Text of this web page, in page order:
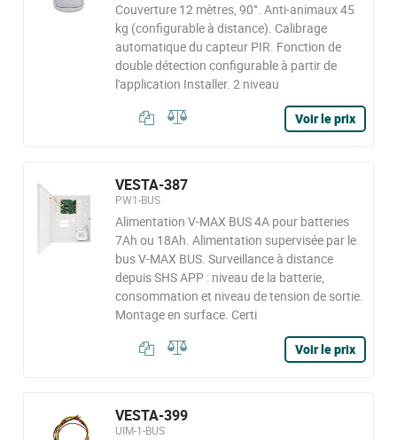
Couverture 12 mètres, 90°. Anti-animaux 45
kg (configurable à distance). Calibrage
automatique du capteur PIR. Fonction de
double détection configurable à partir de
l'application Installer. 2 niveau
Voir le prix
VESTA-387
PW1-BUS
Alimentation V-MAX BUS 4A pour batteries
7Ah ou 18Ah. Alimentation supervisée par le
bus V-MAX BUS. Surveillance à distance
depuis SHS APP : niveau de la batterie,
consommation et niveau de tension de sortie.
Montage en surface. Certi
Voir le prix
VESTA-399
UIM-1-BUS